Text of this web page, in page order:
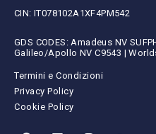
CIN: IT078102A1XF4PM542
GDS CODES: Amadeus NV
Galileo/Apollo NV C9543 |
Termini e Condizioni
Privacy Policy
Cookie Policy